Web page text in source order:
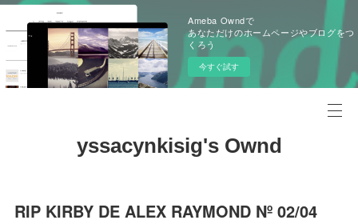
Ameba Owndで
あなただけのホームページやブログをつ
くろう
今すぐ試す
yssacynkisig's Ownd
RIP KIRBY DE ALEX RAYMOND Nº 02/04